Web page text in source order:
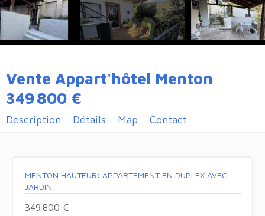
Vente Appart'hôtel Menton
349 800 €
Description Détails Map Contact
MENTON HAUTEUR: APPARTEMENT EN DUPLEX AVEC
JARDIN
349 800 €